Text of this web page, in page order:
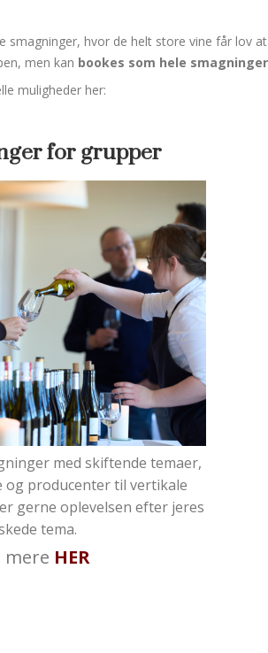
smagninger, hvor de helt store vine får lov
men kan bookes som hele smagninger
muligheder her:
for grupper
med skiftende temaer,
producenter til vertikale
gerne oplevelsen efter jeres
tema.
mere HER